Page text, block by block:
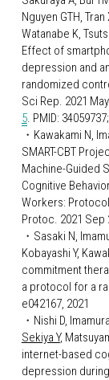
Nguyen GTH,
Watanabe K,
Effect of
depression and
randomized
Sci Rep. 2021
5. PMID:
・ Kawakami N,
SMART-CBT
Machine-Guided
Cognitive
Workers:
Protoc. 2021 Sep
・ Sasaki N,
Kobayashi Y,
commitment
a protocol for a
e042167, 2021
・
Sekiya Y,
internet-based
depression